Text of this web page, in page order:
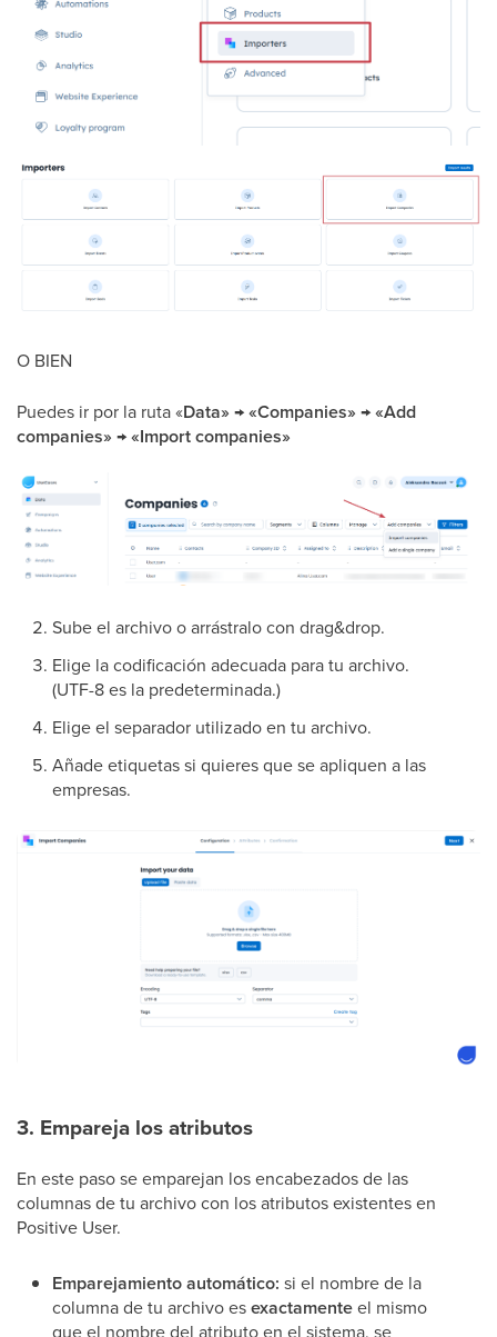
O BIEN
Puedes ir por la ruta «Data» → «Companies» → «Add
companies» → «Import companies»
Sube el archivo o arrástralo con drag&drop.
Elige la codificación adecuada para tu archivo.
(UTF-8 es la predeterminada.)
Elige el separador utilizado en tu archivo.
Añade etiquetas si quieres que se apliquen a las
empresas.
3. Empareja los atributos
En este paso se emparejan los encabezados de las
columnas de tu archivo con los atributos existentes en
Positive User.
Emparejamiento automático: si el nombre de la
columna de tu archivo esexactamenteel mismo
que el nombre del atributo en el sistema, se